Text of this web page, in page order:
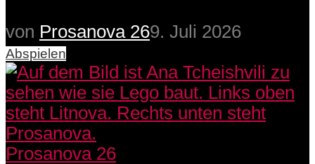
von Prosanova 269. Juli 2026
Abspielen
Prosanova 26